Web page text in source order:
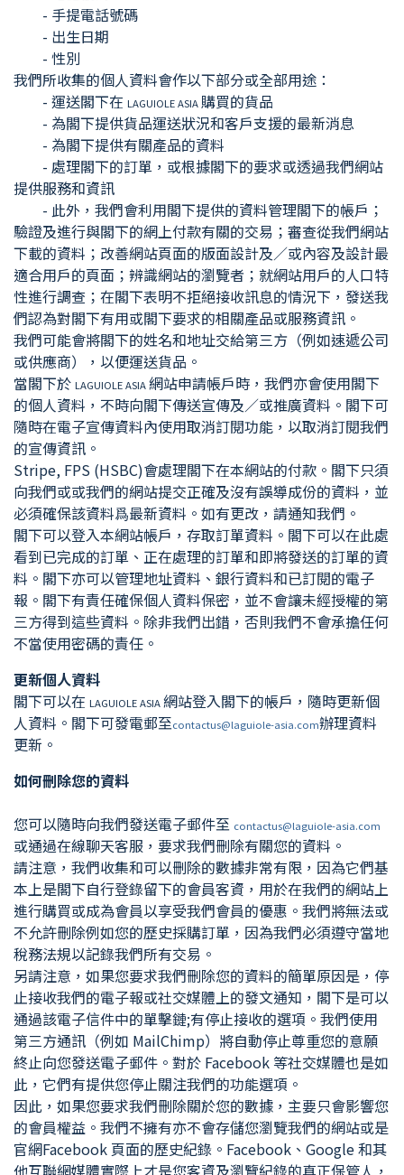
- 手提電話號碼
- 出生日期
- 性別
我們所收集的個人資料會作以下部分或全部用途：
- 運送閣下在 LAGUIOLE ASIA購買的貨品
- 為閣下提供貨品運送狀況和客戶支援的最新消息
- 為閣下提供有關產品的資料
- 處理閣下的訂單，或根據閣下的要求或透過我們網站
提供服務和資訊
- 此外，我們會利用閣下提供的資料管理閣下的帳戶；
驗證及進行與閣下的網上付款有關的交易；審查從我們網站
下載的資料；改善網站頁面的版面設計及／或內容及設計最
適合用戶的頁面；辨識網站的瀏覽者；就網站用戶的人口特
性進行調查；在閣下表明不拒絕接收訊息的情況下，發送我
們認為對閣下有用或閣下要求的相關產品或服務資訊。
我們可能會將閣下的姓名和地址交給第三方（例如速遞公司
或供應商），以便運送貨品。
當閣下於 LAGUIOLE ASIA網站申請帳戶時，我們亦會使用閣下
的個人資料，不時向閣下傳送宣傳及／或推廣資料。閣下可
隨時在電子宣傳資料內使用取消訂閱功能，以取消訂閱我們
的宣傳資訊。
Stripe, FPS (HSBC)會處理閣下在本網站的付款。閣下只須
向我們或或我們的網站提交正確及沒有誤導成份的資料，並
必須確保該資料爲最新資料。如有更改，請通知我們。
閣下可以登入本網站帳戶，存取訂單資料。閣下可以在此處
看到已完成的訂單、正在處理的訂單和即將發送的訂單的資
料。閣下亦可以管理地址資料、銀行資料和已訂閱的電子
報。閣下有責任確保個人資料保密，並不會讓未經授權的第
三方得到這些資料。除非我們出錯，否則我們不會承擔任何
不當使用密碼的責任。
更新個人資料
閣下可以在 LAGUIOLE ASIA網站登入閣下的帳戶，隨時更新個
人資料。閣下可發電郵至contactus@laguiole-asia.com辦理資料
更新。
如何刪除您的資料
您可以隨時向我們發送電子郵件至 contactus@laguiole-asia.com
或通過在線聊天客服，要求我們刪除有關您的資料。
請注意，我們收集和可以刪除的數據非常有限，因為它們基
本上是閣下自行登錄留下的會員客資，用於在我們的網站上
進行購買或成為會員以享受我們會員的優惠。我們將無法或
不允許刪除例如您的歷史採購訂單，因為我們必須遵守當地
稅務法規以記錄我們所有交易。
另請注意，如果您要求我們刪除您的資料的簡單原因是，停
止接收我們的電子報或社交媒體上的發文通知，閣下是可以
通過該電子信件中的單擊鏈;有停止接收的選項。我們使用
第三方通訊（例如 MailChimp）將自動停止尊重您的意願
終止向您發送電子郵件。對於 Facebook 等社交媒體也是如
此，它們有提供您停止關注我們的功能選項。
因此，如果您要求我們刪除關於您的數據，主要只會影響您
的會員權益。我們不擁有亦不會存儲您瀏覽我們的網站或是
官網Facebook 頁面的歷史紀錄。Facebook、Google 和其
他互聯網媒體實際上才是您客資及瀏覽紀錄的真正保管人，